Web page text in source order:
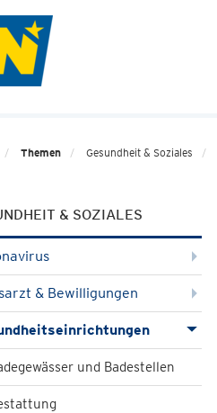
Themen Gesundheit & Soziales
& SOZIALES
& Bewilligungen
und Badestellen